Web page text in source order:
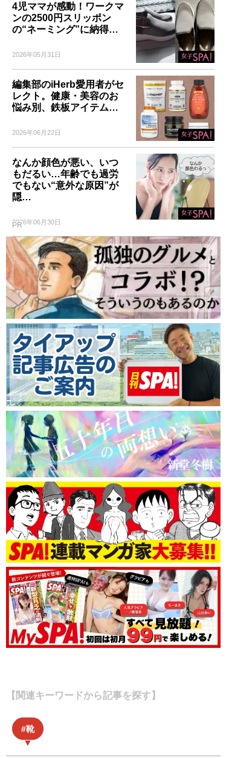
4児ママが感動！ワークマ
ンの2500円スリッポン
の“ネーミング”に納得…
2026年05月31日
編集部のiHerb愛用者がセ
レクト。健康・美容のお
悩み別、鉄板アイテム…
2026年06月22日
なんか顔色が悪い、いつ
もだるい…年齢でも過労
でもない“意外な原因”が
隠…
2026年06月30日
PR
【関連キーワードから記事を探す】
靴